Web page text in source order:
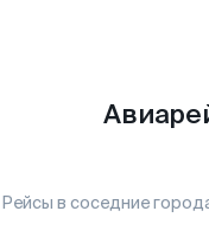
Рейсы в соседние